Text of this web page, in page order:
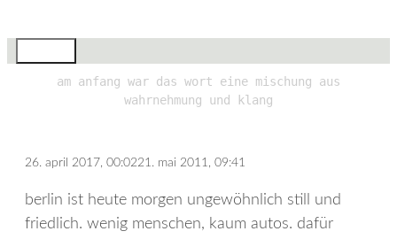
am anfang war das wort eine mischung aus
wahrnehmung und klang
26. april 2017, 00:0221. mai 2011, 09:41
berlin ist heute morgen ungewöhnlich still und
friedlich. wenig menschen, kaum autos. dafür